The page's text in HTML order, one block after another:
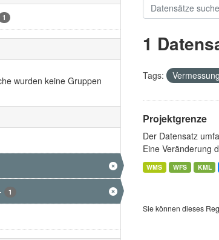
1
wurden keine Gruppen
1
1
Tags: Vermessung
Projektgrenze
Der Datensatz
Eine Veränderung
WMS WFS KML
Sie können dieses